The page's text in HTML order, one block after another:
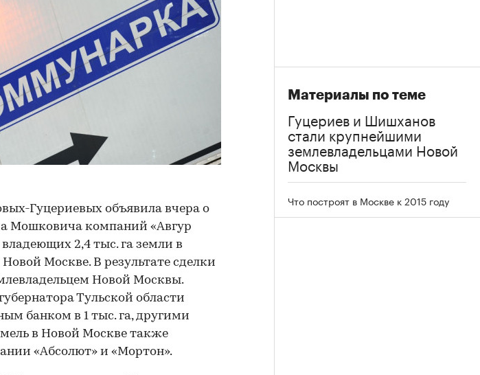
Гуцериевых объявила вчера о
Мошковича компаний «Авгур
2,4 тыс. га земли в
Москве. В результате сделки
Новой Москвы.
Тульской области
банком в 1 тыс. га, другими
в Новой Москве также
«Абсолют» и «Мортон».
Материалы по теме
Гуцериев и Шишханов
стали крупнейшими
землевладельцами Новой
Москвы
Что построят в Москве к 2015 году